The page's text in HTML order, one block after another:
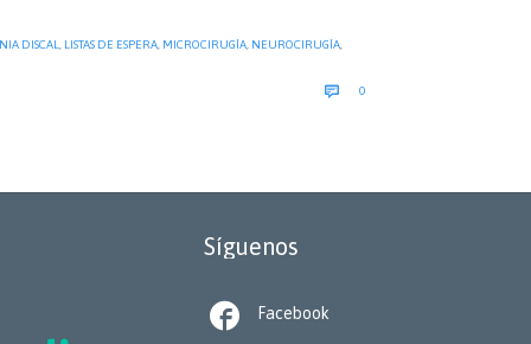
DISCAL LISTAS DE ESPERA MICROCIRUGÍA NEUROCIRUGÍA
 0
Síguenos
 Facebook